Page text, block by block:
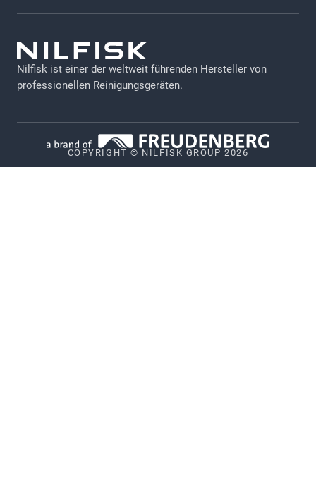
Karriere-Seite
Nilfisk Hauptkatalog
Nilfisk Händler werden
GDPR
Impressum
Cookie-Richtlinie
Nilfisk ist einer der weltweit führenden Hersteller von
professionellen Reinigungsgeräten.
COPYRIGHT © NILFISK GROUP 2026